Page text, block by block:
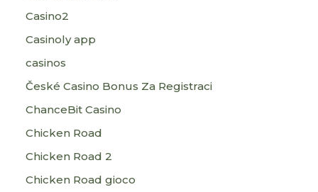
Casino2
Casinoly app
casinos
České Casino Bonus Za Registraci
ChanceBit Casino
Chicken Road
Chicken Road 2
Chicken Road gioco